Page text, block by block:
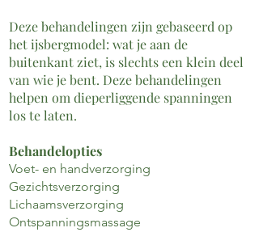
Deze behandelingen zijn gebaseerd op
het ijsbergmodel: wat je aan de
buitenkant ziet, is slechts een klein deel
van wie je bent. Deze behandelingen
helpen om dieperliggende spanningen
los te laten.
Behandelopties
Voet- en handverzorging
Gezichtsverzorging
Lichaamsverzorging
Ontspanningsmassage